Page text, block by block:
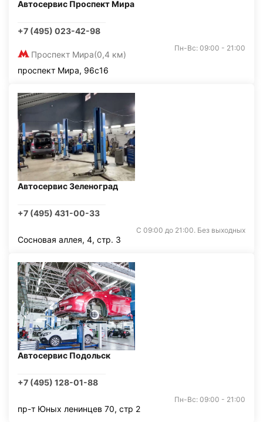
Автосервис Проспект Мира
+7 (495) 023-42-98
Проспект Мира(0,4 км)
Пн-Вс: 09:00 - 21:00
проспект Мира, 96с16
Автосервис Зеленоград
+7 (495) 431-00-33
С 09:00 до 21:00. Без выходных
Сосновая аллея, 4, стр. 3
Автосервис Подольск
+7 (495) 128-01-88
Пн-Вс: 09:00 - 21:00
пр-т Юных ленинцев 70, стр 2